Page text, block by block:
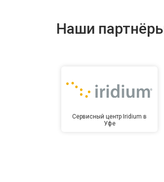
Наши
Сервисный центр Iridium в
Уфе